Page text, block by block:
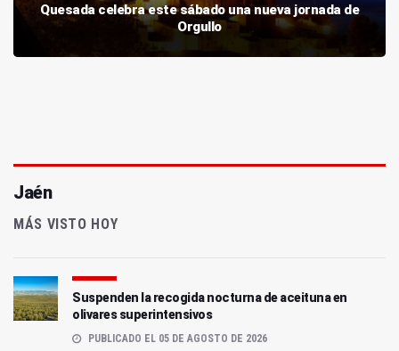
Quesada celebra este sábado una nueva jornada de
Orgullo
Jaén
MÁS VISTO HOY
Suspenden la recogida nocturna de aceituna en
olivares superintensivos
PUBLICADO EL 05 DE AGOSTO DE 2026